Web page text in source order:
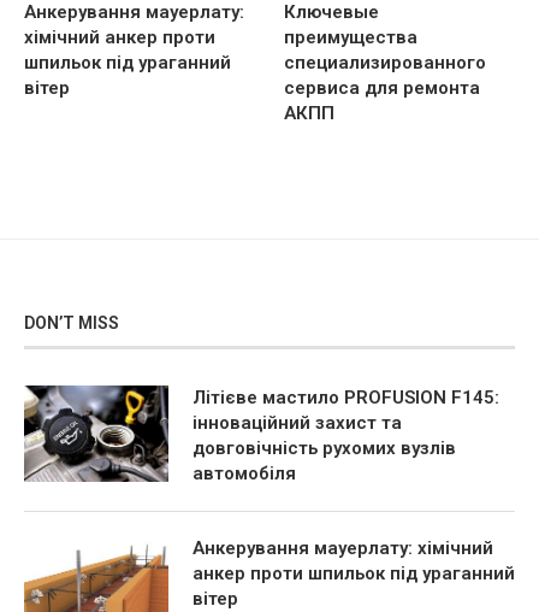
Анкерування мауерлату:
хімічний анкер проти
шпильок під ураганний
вітер
Ключевые
преимущества
специализированного
сервиса для ремонта
АКПП
DON’T MISS
Літієве мастило PROFUSION F145:
інноваційний захист та
довговічність рухомих вузлів
автомобіля
Анкерування мауерлату: хімічний
анкер проти шпильок під ураганний
вітер